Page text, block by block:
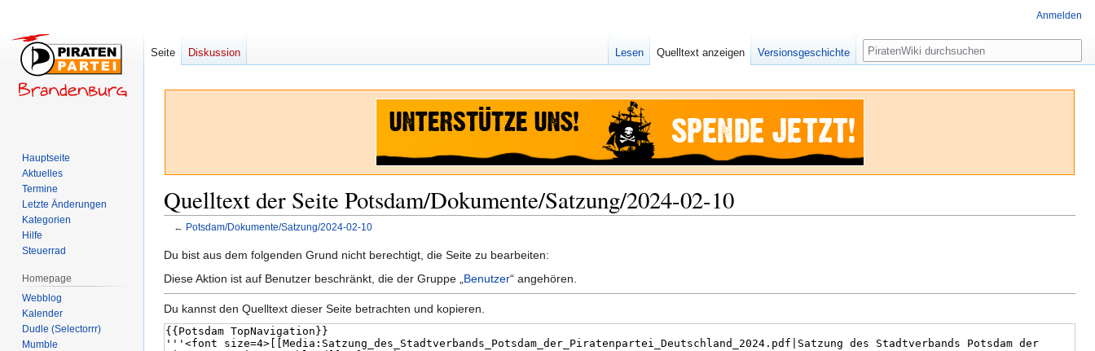
Quelltext der Seite Potsdam/Dokumente/Satzung/2024-02-10
← Potsdam/Dokumente/Satzung/2024-02-10
Zur
Navigation
Zur
Suche
Du bist aus dem folgenden Grund nicht berechtigt, die Seite zu bearbeiten:
Diese Aktion ist auf Benutzer beschränkt, die der Gruppe „ Benutzer“ angehören.
Du kannst den Quelltext dieser Seite betrachten und kopieren.
Anmelden
Seite Diskussion Lesen Quelltext anzeigen Versionsgeschichte Suche
Hauptseite
Aktuelles
Termine
Letzte Änderungen
Kategorien
Hilfe
Steuerrad
Homepage
Webblog
Kalender
Dudle (Selectorrr)
Mumble